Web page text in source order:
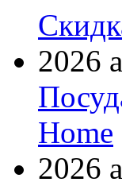
2026
Home
2026